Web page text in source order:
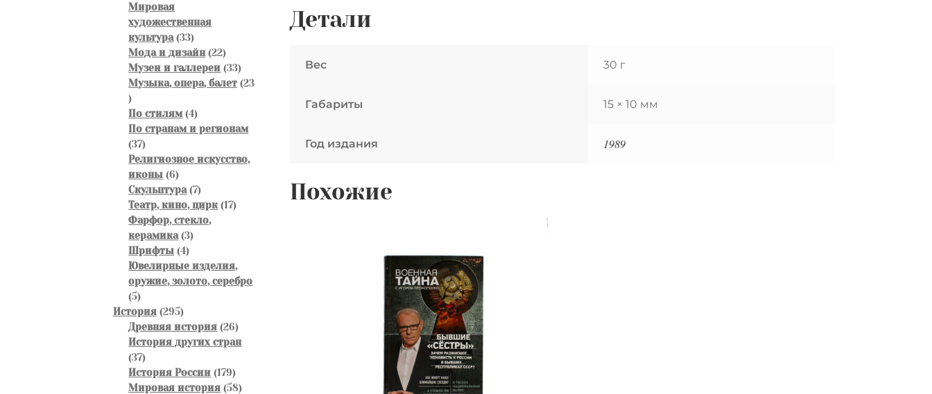
отношение
1987-
годы.
Детали
Вес 30 г
Габариты 15 × 10 мм
Год издания 1989
Похожие
Мировая
художественная
культура 3333
товара
Мода и дизайн 2222
товара
Музеи и галлереи 3333
товара
Музыка, опера, балет 23
23
товара
По стилям 44
товара
По странам и регионам
3737
товаров
Религиозное искусство,
иконы 66
товаров
Скульптура 77
товаров
Театр, кино, цирк 1717
Фарфор, стекло,
керамика 33
Шрифты 44
товара
Ювелирные изделия,
оружие, золото, серебро
55
товаров
История 295295
товаров
Древняя история 2626
товаров
История других стран
3737
товаров
История России 179179
товаров
Мировая история 5858